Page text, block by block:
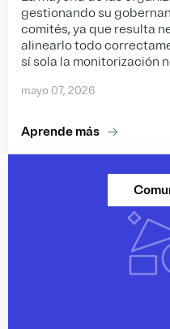
gestionando su
comités, ya que resulta
alinearlo todo
sí sola la monitorización
mayo 07, 2026
Aprende más